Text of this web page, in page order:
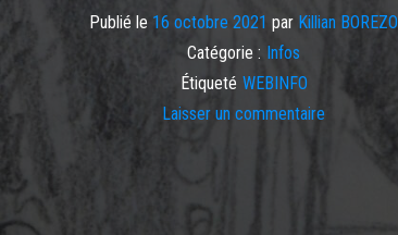
Publié le 16 octobre 2021 par Killian BOREZO
Catégorie : Infos
Étiqueté WEBINFO
Laisser un commentaire